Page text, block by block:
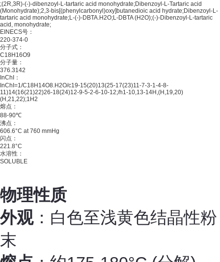
;(2R,3R)-(-)-dibenzoyl-L-tartaric acid monohydrate;Dibenzoyl-L-Tartaric acid
(Monohydrate);2,3-bis[(phenylcarbonyl)oxy]butanedioic acid hydrate;Dibenzoyl-L-
tartaric acid monohydrate;L-(-)-DBTA.H2O;L-DBTA (H2O);(-)-Dibenzoyl-L-tartaric
acid, monohydrate;
EINECS号：
220-374-0
分子式：
C18H 16O9
分子量：
376.3142
InChI：
InChI=1/C18H14O8.H2O/c19-15(20)13(25-17(23)11-7-3-1-4-8-
11)14(16(21)22)26-18(24)12-9-5-2-6-10-12;/h1-10,13-14H,(H,19,20)
(H,21,22);1H2
熔点：
88-90℃
沸点：
606.6°C at 760 mmHg
闪点：
221.8°C
水溶性：
SOLUBLE
物理性质
外观：白色至浅黄色结晶性粉
末